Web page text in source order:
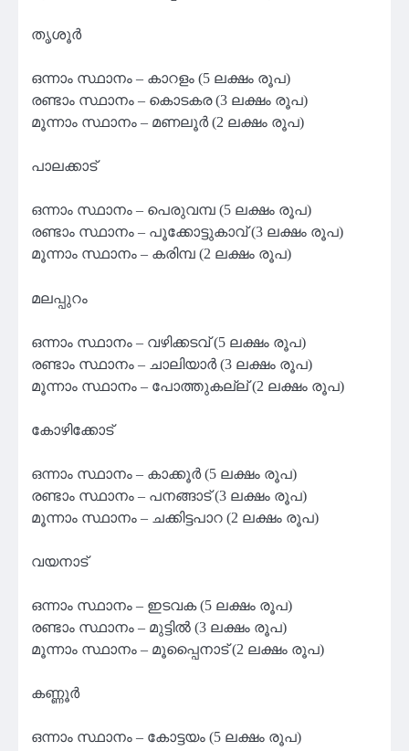
തൃശൂര്‍
ഒന്നാം സ്ഥാനം – കാറളം (5 ലക്ഷം രൂപ)
രണ്ടാം സ്ഥാനം – കൊടകര (3 ലക്ഷം രൂപ)
മൂന്നാം സ്ഥാനം – മണലൂര്‍ (2 ലക്ഷം രൂപ)
പാലക്കാട്
ഒന്നാം സ്ഥാനം – പെരുവമ്പ (5 ലക്ഷം രൂപ)
രണ്ടാം സ്ഥാനം – പൂക്കോട്ടുകാവ് (3 ലക്ഷം രൂപ)
മൂന്നാം സ്ഥാനം – കരിമ്പ (2 ലക്ഷം രൂപ)
മലപ്പുറം
ഒന്നാം സ്ഥാനം – വഴിക്കടവ് (5 ലക്ഷം രൂപ)
രണ്ടാം സ്ഥാനം – ചാലിയാര്‍ (3 ലക്ഷം രൂപ)
മൂന്നാം സ്ഥാനം – പോത്തുകല്ല് (2 ലക്ഷം രൂപ)
കോഴിക്കോട്
ഒന്നാം സ്ഥാനം – കാക്കൂര്‍ (5 ലക്ഷം രൂപ)
രണ്ടാം സ്ഥാനം – പനങ്ങാട് (3 ലക്ഷം രൂപ)
മൂന്നാം സ്ഥാനം – ചക്കിട്ടപാറ (2 ലക്ഷം രൂപ)
വയനാട്
ഒന്നാം സ്ഥാനം – ഇടവക (5 ലക്ഷം രൂപ)
രണ്ടാം സ്ഥാനം – മുട്ടില്‍ (3 ലക്ഷം രൂപ)
മൂന്നാം സ്ഥാനം – മൂപ്പൈനാട് (2 ലക്ഷം രൂപ)
കണ്ണൂര്‍
ഒന്നാം സ്ഥാനം – കോട്ടയം (5 ലക്ഷം രൂപ)